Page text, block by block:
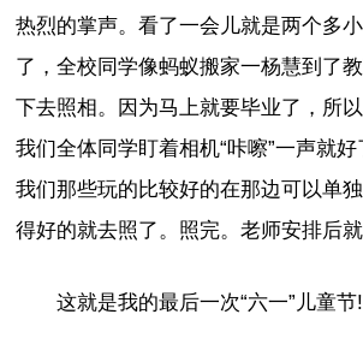
热烈的掌声。看了一会儿就是两个多
了，全校同学像蚂蚁搬家一杨慧到了
下去照相。因为马上就要毕业了，所以
我们全体同学盯着相机“咔嚓”一声就
我们那些玩的比较好的在那边可以单
得好的就去照了。照完。老师安排后就
这就是我的最后一次“六一”儿童节!